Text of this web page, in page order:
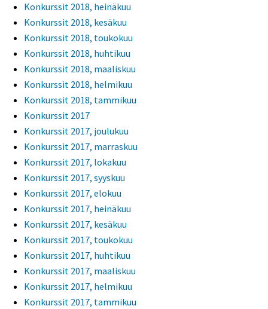
Konkurssit 2018, heinäkuu
Konkurssit 2018, kesäkuu
Konkurssit 2018, toukokuu
Konkurssit 2018, huhtikuu
Konkurssit 2018, maaliskuu
Konkurssit 2018, helmikuu
Konkurssit 2018, tammikuu
Konkurssit 2017
Konkurssit 2017, joulukuu
Konkurssit 2017, marraskuu
Konkurssit 2017, lokakuu
Konkurssit 2017, syyskuu
Konkurssit 2017, elokuu
Konkurssit 2017, heinäkuu
Konkurssit 2017, kesäkuu
Konkurssit 2017, toukokuu
Konkurssit 2017, huhtikuu
Konkurssit 2017, maaliskuu
Konkurssit 2017, helmikuu
Konkurssit 2017, tammikuu